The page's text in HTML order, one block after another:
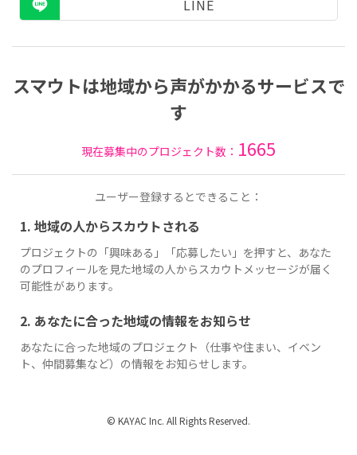
LINE
スマウトは地域から声がかかるサービスで
す
現在募集中のプロジェクト数： 1665
ユーザー登録するとできること：
1. 地域の人からスカウトされる
プロジェクトの「興味ある」「応募したい」を押すと、あなた
のプロフィールを見た地域の人からスカウトメッセージが届く
可能性があります。
2. あなたに合った地域の情報をお知らせ
あなたに合った地域のプロジェクト（仕事や住まい、イベン
ト、仲間募集など）の情報をお知らせします。
© KAYAC Inc. All Rights Reserved.